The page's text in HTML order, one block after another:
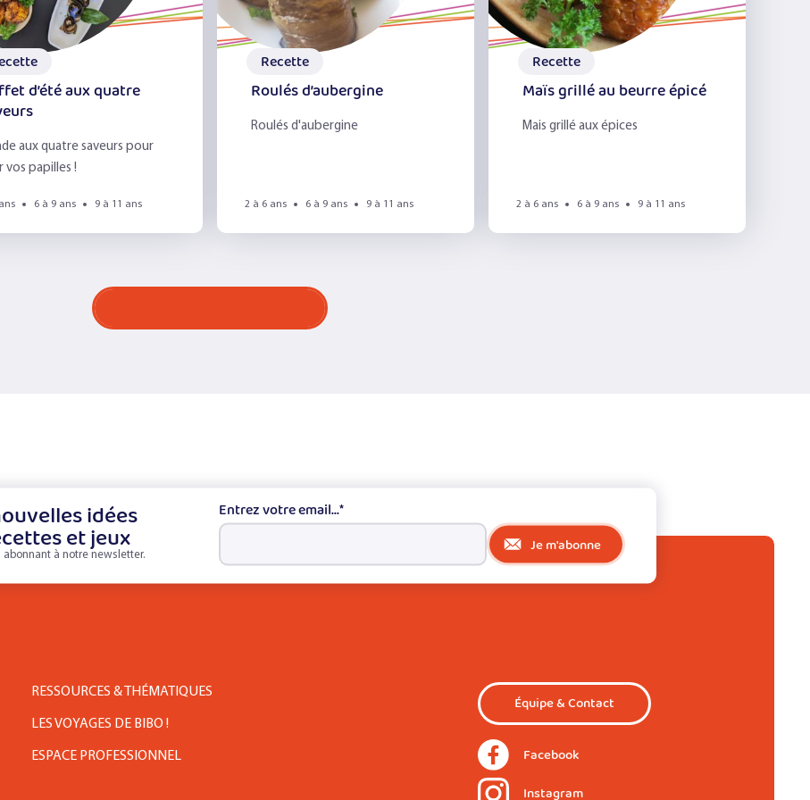
d’été aux quatre
aux quatre saveurs pour
vos papilles !
6 à 9 ans 9 à 11 ans
Recette
Roulés d’aubergine
Roulés d'aubergine
2 à 6 ans 6 à 9 ans 9 à 11 ans
Recette
Maïs grillé au beurre épicé
Mais grillé aux épices
2 à 6 ans 6 à 9 ans 9 à 11 ans
idées
et jeux
à notre newsletter.
Entrez votre email...*
Je m'abonne
RESSOURCES & THÉMATIQUES
LES VOYAGES DE BIBO !
ESPACE PROFESSIONNEL
Équipe & Contact
Facebook
Instagram